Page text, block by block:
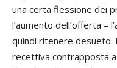
una certa flessione dei
l’aumento dell’offerta –
quindi ritenere desueto.
recettiva contrapposta a